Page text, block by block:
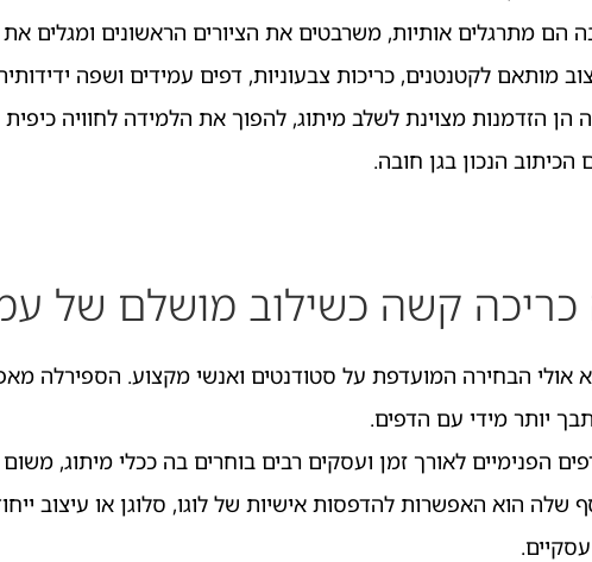
מתרגלים אותיות, משרבטים את הציורים הראשונים ומגלים
מותאם לקטנטנים, כריכות צבעוניות, דפים עמידים ושפה
הן הזדמנות מצוינת לשלב מיתוג, להפוך את הלמידה לחוויה
הנכון בגן חובה.
קשה כשילוב מושלם של
אולי הבחירה המועדפת על סטודנטים ואנשי מקצוע. הספירלה
יותר מידי עם הדפים.
הפנימיים לאורך זמן ועסקים רבים בוחרים בה ככלי מיתוג,
שלה הוא האפשרות להדפסות אישיות של לוגו, סלוגן או עיצוב